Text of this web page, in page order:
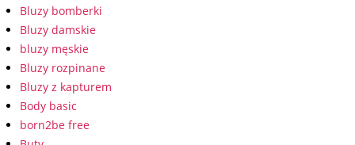
Bluzy bomberki
Bluzy damskie
bluzy męskie
Bluzy rozpinane
Bluzy z kapturem
Body basic
born2be free